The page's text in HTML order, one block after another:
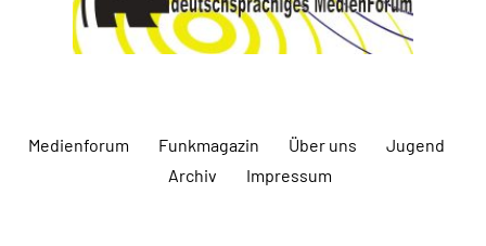
Medienforum Funkmagazin Über uns
Jugend
Archiv
Impressum